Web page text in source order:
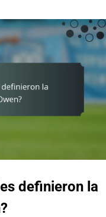
definieron la